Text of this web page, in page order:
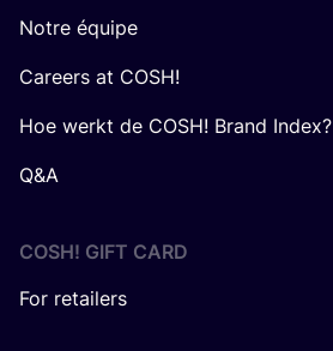
Notre équipe
Careers at COSH!
Hoe werkt de COSH! Brand Index?
Q&A
COSH! GIFT CARD
For retailers